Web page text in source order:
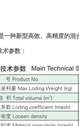
一种新型高效、高精度的
术参数：